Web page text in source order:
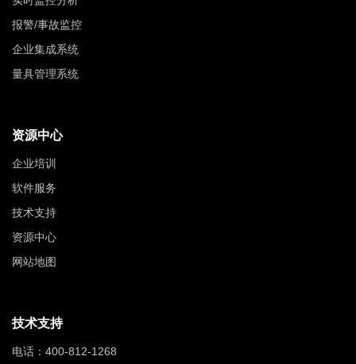
报警/事故监控
企业集成系统
量具管理系统
资源中心
企业培训
软件服务
技术支持
资源中心
网站地图
技术支持
电话：400-812-1268